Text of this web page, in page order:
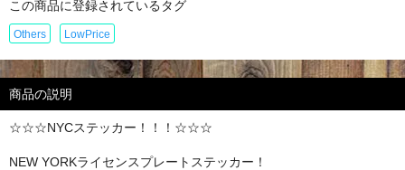
この商品に登録されているタグ
Others LowPrice
商品の説明
☆☆☆NYCステッカー！！！☆☆☆
NEW YORKライセンスプレートステッカー！